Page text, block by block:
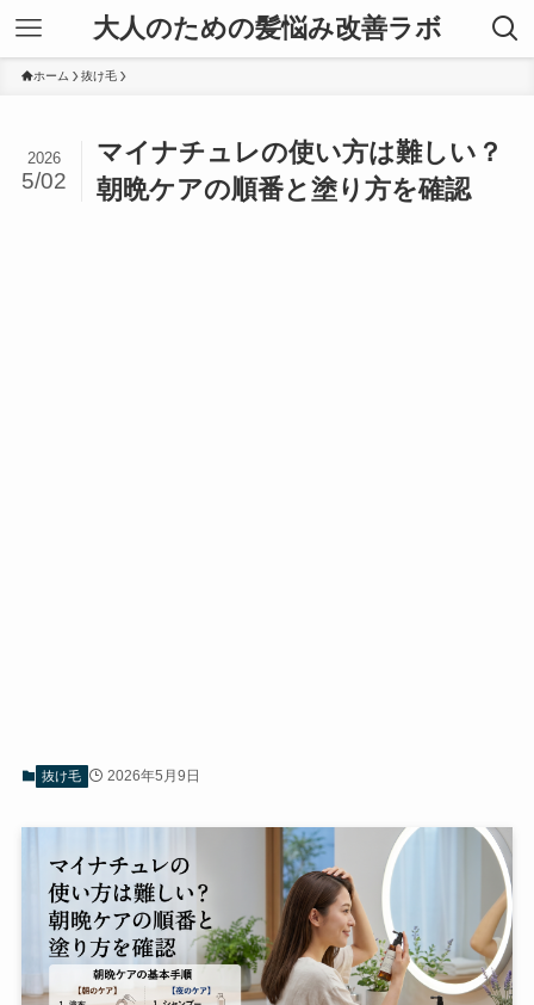
大人のための髪悩み改善ラボ
ホーム 抜け毛
マイナチュレの使い方は難しい？
朝晩ケアの順番と塗り方を確認
2026
5/02
抜け毛 2026年5月9日